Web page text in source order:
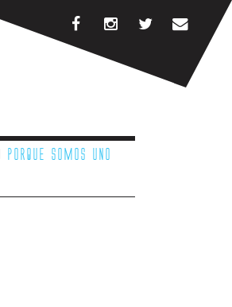
porque somos uno